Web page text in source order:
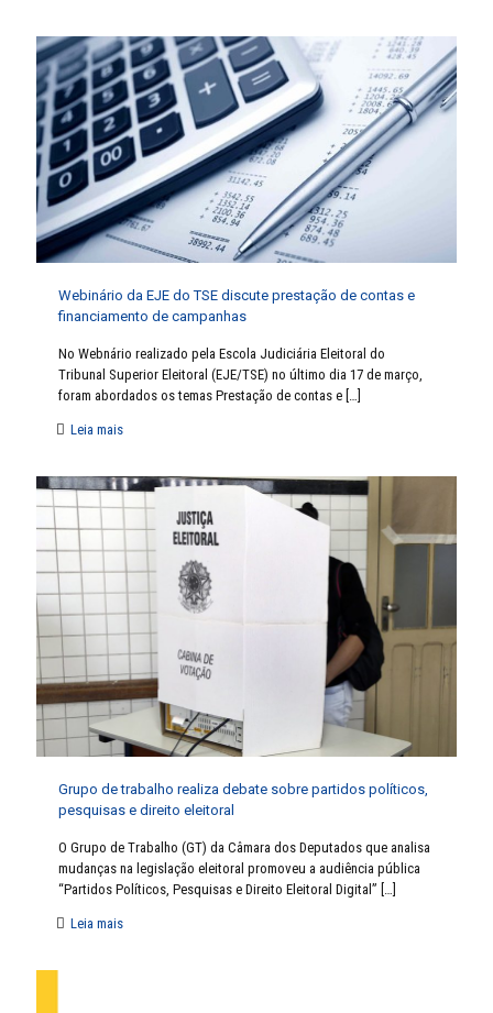
Webinário da EJE do TSE discute prestação de contas e
financiamento de campanhas
No Webnário realizado pela Escola Judiciária Eleitoral do
Tribunal Superior Eleitoral (EJE/TSE) no último dia 17 de março,
foram abordados os temas Prestação de contas e […]
Leia mais
Grupo de trabalho realiza debate sobre partidos políticos,
pesquisas e direito eleitoral
O Grupo de Trabalho (GT) da Câmara dos Deputados que analisa
mudanças na legislação eleitoral promoveu a audiência pública
“Partidos Políticos, Pesquisas e Direito Eleitoral Digital” […]
Leia mais